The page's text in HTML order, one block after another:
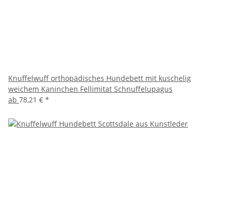
Knuffelwuff orthopädisches Hundebett mit kuschelig
weichem Kaninchen Fellimitat Schnuffelupagus
ab 78,21 € *